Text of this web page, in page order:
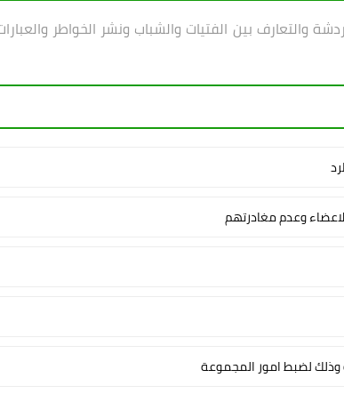
والتعارف بين الفتيات والشباب ونشر الخواطر
وعدم مغادرتهم
لضبط امور المجموعة